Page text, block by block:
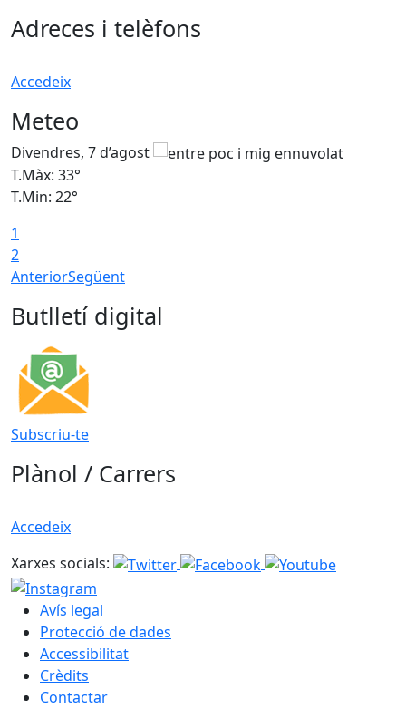
Adreces i telèfons
Accedeix
Meteo
Divendres, 7 d’agost
T.Màx: 33°
T.Min: 22°
1
2
AnteriorSegüent
Butlletí digital
Subscriu-te
Plànol / Carrers
Accedeix
Xarxes socials:
Avís legal
Protecció de dades
Accessibilitat
Crèdits
Contactar